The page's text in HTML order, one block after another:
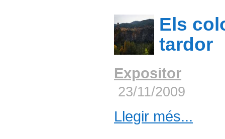
Els
tardor
Expositor
23/11/2009
Llegir més...